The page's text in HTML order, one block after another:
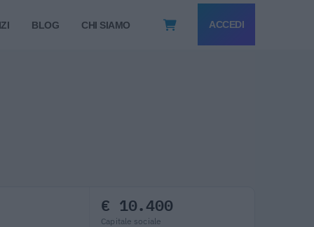
BLOG CHI SIAMO ACCEDI
€ 10.400
Capitale sociale